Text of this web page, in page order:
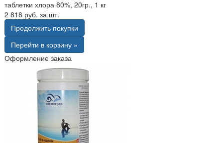
таблетки хлора 80%, 20гр., 1 кг
2 818 руб. за шт.
Продолжить покупки
Перейти в корзину »
Оформление заказа